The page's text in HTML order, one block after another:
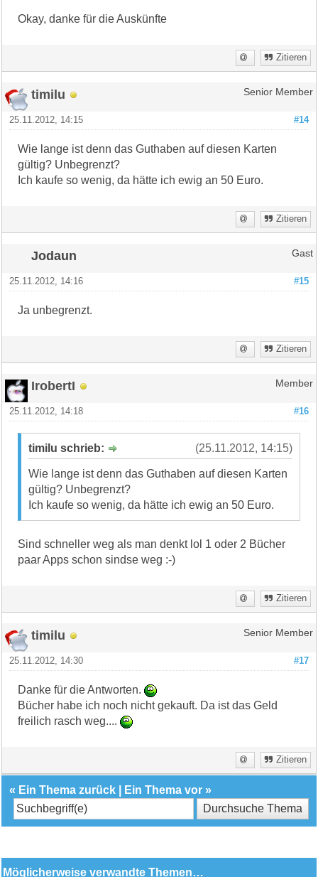
Okay, danke für die Auskünfte
Zitieren
timilu Senior Member
#14
25.11.2012, 14:15
Wie lange ist denn das Guthaben auf diesen Karten
gültig? Unbegrenzt?
Ich kaufe so wenig, da hätte ich ewig an 50 Euro.
Zitieren
Jodaun Gast
#15
25.11.2012, 14:16
Ja unbegrenzt.
Zitieren
IrobertI Member
#16
25.11.2012, 14:18
(25.11.2012, 14:15)
timilu schrieb:
Wie lange ist denn das Guthaben auf diesen Karten
gültig? Unbegrenzt?
Ich kaufe so wenig, da hätte ich ewig an 50 Euro.
Sind schneller weg als man denkt lol 1 oder 2 Bücher
paar Apps schon sindse weg :-)
Zitieren
timilu Senior Member
#17
25.11.2012, 14:30
Danke für die Antworten.
Bücher habe ich noch nicht gekauft. Da ist das Geld
freilich rasch weg....
Zitieren
« Ein Thema zurück Ein Thema vor »
Möglicherweise verwandte Themen…